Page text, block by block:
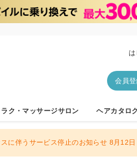
会員
ラク・マッサージサロン ヘアカタロ
に伴うサービス停止のお知らせ 8月12